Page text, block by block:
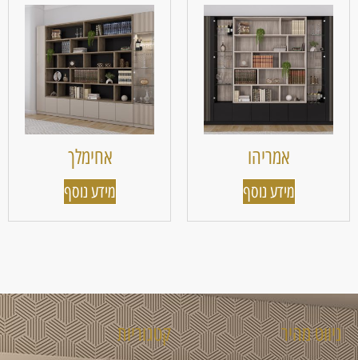
אמריהו
מידע נוסף
אחימלך
מידע נוסף
ניווט מהיר קטגוריות